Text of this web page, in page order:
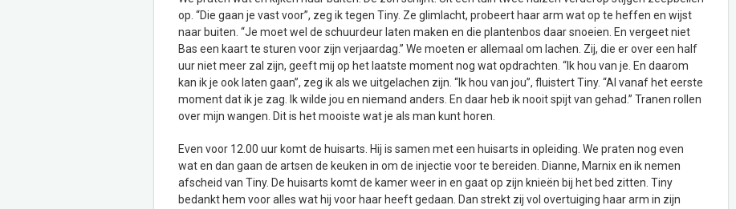
op. “Die gaan je vast voor”, zeg ik tegen Tiny. Ze glimlacht, probeert haar arm wat op te heffen en wijst
naar buiten. “Je moet wel de schuurdeur laten maken en die plantenbos daar snoeien. En vergeet niet
Bas een kaart te sturen voor zijn verjaardag.” We moeten er allemaal om lachen. Zij, die er over een half
uur niet meer zal zijn, geeft mij op het laatste moment nog wat opdrachten. “Ik hou van je. En daarom
kan ik je ook laten gaan”, zeg ik als we uitgelachen zijn. “Ik hou van jou”, fluistert Tiny. “Al vanaf het eerste
moment dat ik je zag. Ik wilde jou en niemand anders. En daar heb ik nooit spijt van gehad.” Tranen rollen
over mijn wangen. Dit is het mooiste wat je als man kunt horen.
Even voor 12.00 uur komt de huisarts. Hij is samen met een huisarts in opleiding. We praten nog even
wat en dan gaan de artsen de keuken in om de injectie voor te bereiden. Dianne, Marnix en ik nemen
afscheid van Tiny. De huisarts komt de kamer weer in en gaat op zijn knieën bij het bed zitten. Tiny
bedankt hem voor alles wat hij voor haar heeft gedaan. Dan strekt zij vol overtuiging haar arm in zijn